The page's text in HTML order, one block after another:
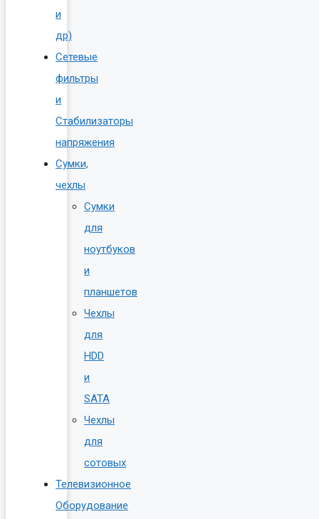
и
др)
Сетевые
фильтры
и
Стабилизаторы
напряжения
Сумки,
чехлы
Сумки
для
ноутбуков
и
планшетов
Чехлы
для
HDD
и
SATA
Чехлы
для
сотовых
Телевизионное
Оборудование